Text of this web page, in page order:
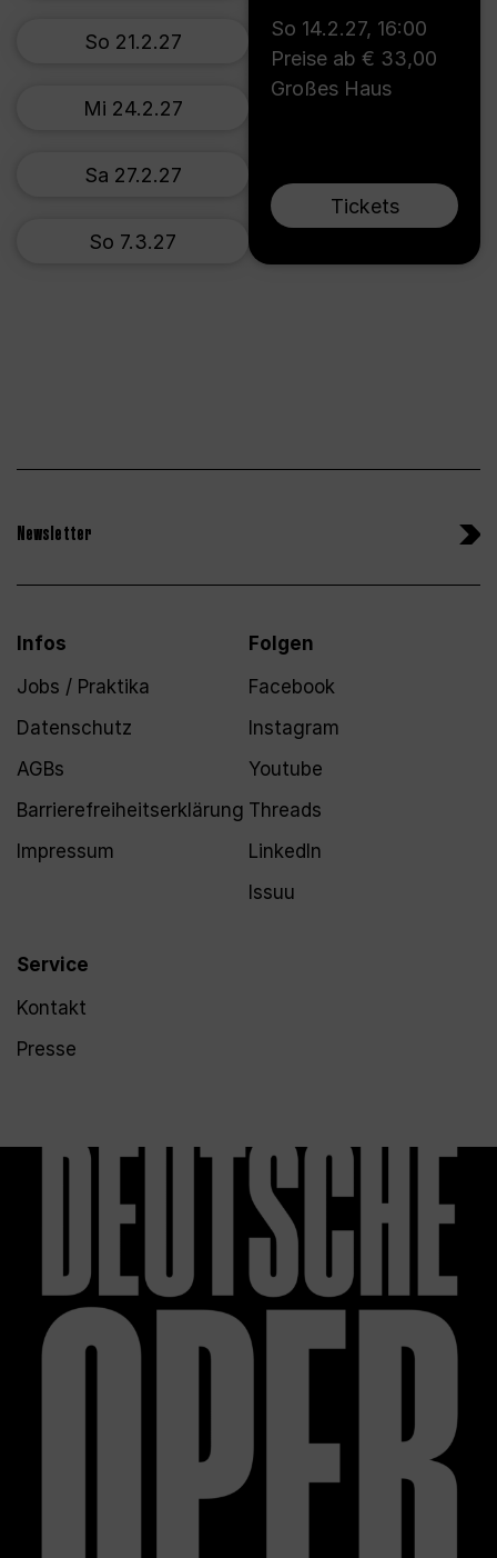
So 14.2.27, 16:00
Preise ab € 33,00
Großes Haus
Tickets
So 21.2.27
Mi 24.2.27
Sa 27.2.27
So 7.3.27
Newsletter
Infos
Jobs / Praktika
Datenschutz
AGBs
Barrierefreiheitserklärung
Impressum
Service
Kontakt
Presse
Folgen
Facebook
Instagram
Youtube
Threads
LinkedIn
Issuu